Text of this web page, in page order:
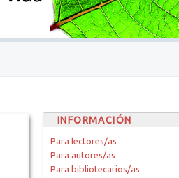
INFORMACIÓN
Para lectores/as
Para autores/as
Para bibliotecarios/as